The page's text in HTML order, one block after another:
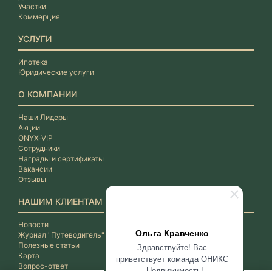
Ольга Кравченко
Здравствуйте! Вас
приветствует команда ОНИКС
Участки
Коммерция
УСЛУГИ
Ипотека
Юридические услуги
О КОМПАНИИ
Наши Лидеры
Акции
ONYX-VIP
Сотрудники
Награды и сертификаты
Вакансии
Отзывы
НАШИМ КЛИЕНТАМ
Новости
Журнал "Путеводитель"
Полезные статьи
Карта
Вопрос-ответ